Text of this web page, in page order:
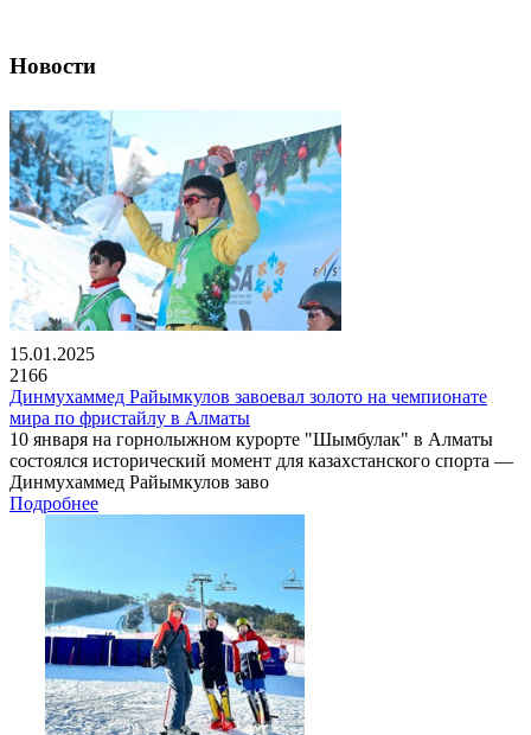
Новости
15.01.2025
2166
Динмухаммед Райымкулов завоевал золото на чемпионате
мира по фристайлу в Алматы
10 января на горнолыжном курорте "Шымбулак" в Алматы
состоялся исторический момент для казахстанского спорта —
Динмухаммед Райымкулов заво
Подробнее